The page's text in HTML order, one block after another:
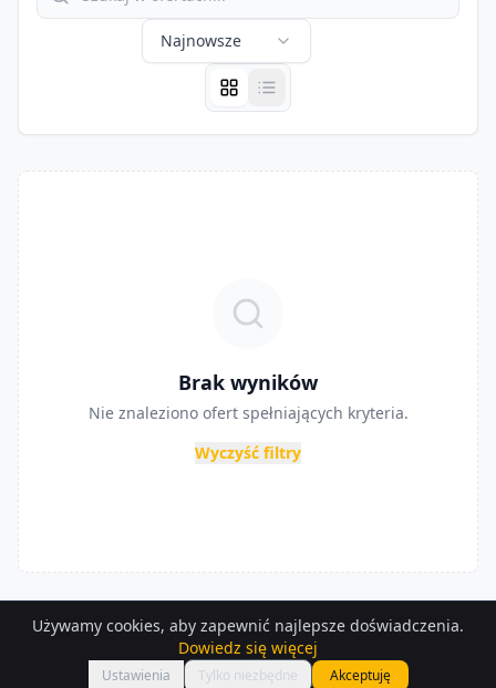
Najnowsze
Brak wyników
Nie znaleziono ofert spełniających kryteria.
Wyczyść filtry
Używamy cookies, aby zapewnić najlepsze doświadczenia.
Dowiedz się więcej
Ustawienia Tylko niezbędne Akceptuję